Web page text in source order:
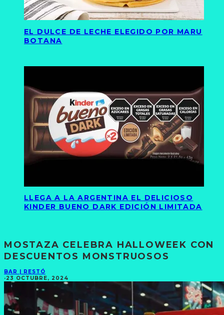
EL DULCE DE LECHE ELEGIDO POR MARU
BOTANA
LLEGA A LA ARGENTINA EL DELICIOSO
KINDER BUENO DARK EDICIÓN LIMITADA
MOSTAZA CELEBRA HALLOWEEK CON
DESCUENTOS MONSTRUOSOS
BAR | RESTÓ
·23 OCTUBRE, 2024